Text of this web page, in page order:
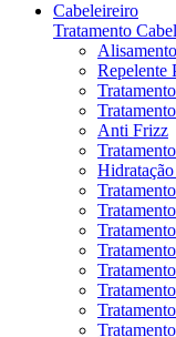
Cabeleireiro
Tratamento
Repelente
Anti Frizz